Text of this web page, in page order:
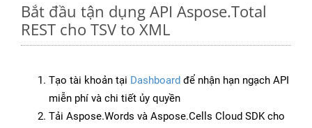
Bắt đầu tận dụng API Aspose.Total
REST cho TSV to XML
Tạo tài khoản tại Dashboard để nhận hạn ngạch API
miễn phí và chi tiết ủy quyền
Tải Aspose.Words và Aspose.Cells Cloud SDK cho